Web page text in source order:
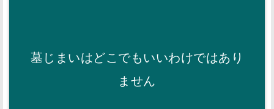
墓じまいはどこでもいいわけではあり
ません